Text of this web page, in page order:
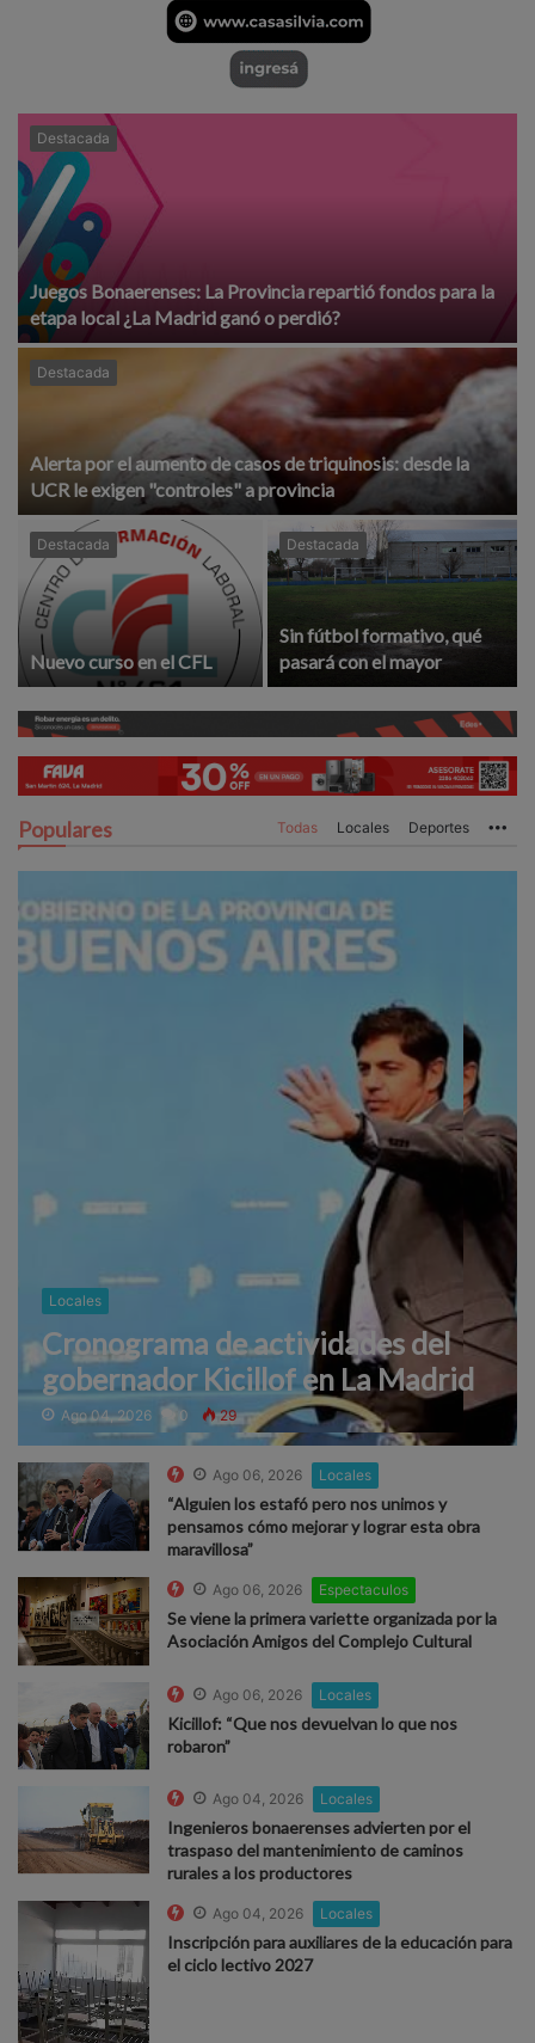
Destacada
Juegos Bonaerenses: La Provincia repartió fondos para la
etapa local ¿La Madrid ganó o perdió?
Destacada
Alerta por el aumento de casos de triquinosis: desde la
UCR le exigen "controles" a provincia
Destacada
Nuevo curso en el CFL
Destacada
Sin fútbol formativo, qué
pasará con el mayor
Populares Todas Locales Deportes
Locales
Cronograma de actividades del
gobernador Kicillof en La Madrid
Ago 04, 2026 0 29
Ago 06, 2026 Locales
“Alguien los estafó pero nos unimos y
pensamos cómo mejorar y lograr esta obra
maravillosa”
Ago 06, 2026 Espectaculos
Se viene la primera variette organizada por la
Asociación Amigos del Complejo Cultural
Ago 06, 2026 Locales
Kicillof: “Que nos devuelvan lo que nos
robaron”
Ago 04, 2026 Locales
Ingenieros bonaerenses advierten por el
traspaso del mantenimiento de caminos
rurales a los productores
Ago 04, 2026 Locales
Inscripción para auxiliares de la educación para
el ciclo lectivo 2027